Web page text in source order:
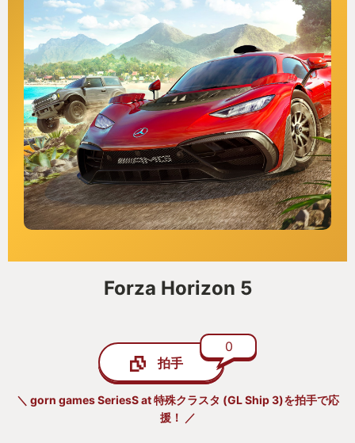
Forza Horizon 5
拍手
0
＼ gorn games SeriesS at 特殊クラスタ (GL Ship 3)を拍手で応
援！ ／